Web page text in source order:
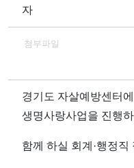
자
첨부파일
경기도 자살예방센터
생명사랑사업을 진행
함께 하실 회계 ·행정직